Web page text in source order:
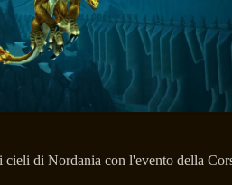
di Nordania con l'evento della